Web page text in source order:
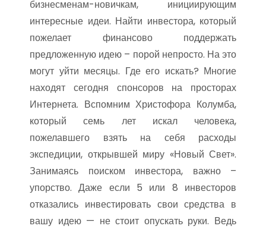
бизнесменам-новичкам, инициирующим
интересные идеи. Найти инвестора, который
пожелает финансово поддержать
предложенную идею – порой непросто. На это
могут уйти месяцы. Где его искать? Многие
находят сегодня спонсоров на просторах
Интернета. Вспомним Христофора Колумба,
который семь лет искал человека,
пожелавшего взять на себя расходы
экспедиции, открывшей миру «Новый Свет».
Занимаясь поиском инвестора, важно –
упорство. Даже если 5 или 8 инвесторов
отказались инвестировать свои средства в
вашу идею — не стоит опускать руки. Ведь